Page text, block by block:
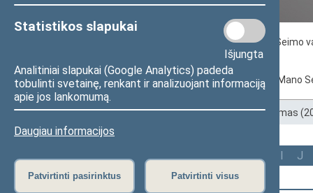
Statistikos slapukai
Išjungta
Analitiniai slapukai (Google Analytics) padeda
tobulinti svetainę, renkant ir analizuojant informaciją
apie jos lankomumą.
Daugiau informacijos
Patvirtinti pasirinktus Patvirtinti visus
Seimo Pirmininkas Seimo
Tarpparlamentinių ryšių grupės
Pagal abėcėlę
Pagal apygardas Mano
Pradžia>Ankstesnės kadencijos>XII Seimas
Visi Ą B Č D G H I J